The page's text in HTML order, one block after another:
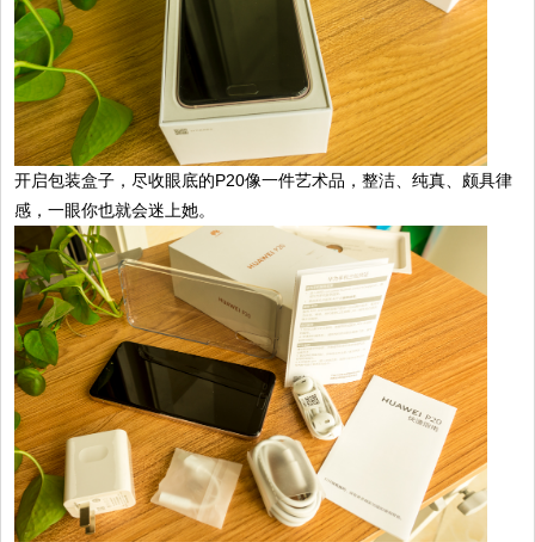
开启包装盒子，尽收眼底的P20像一件艺术品，整洁、纯真、颇具律
感，一眼你也就会迷上她。